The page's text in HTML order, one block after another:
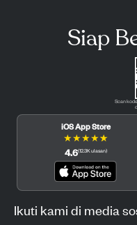
Siap
Scan
iOS App Store
★★★★★
4.6(12.3Kulasan)
Ikuti kami di media